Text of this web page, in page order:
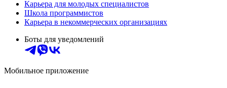
Карьера для молодых специалистов
Школа программистов
Карьера в некоммерческих организациях
Боты для уведомлений
Мобильное приложение